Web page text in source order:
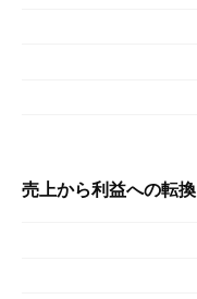
売上から利益への転換